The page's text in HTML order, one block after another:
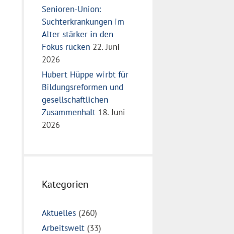
Senioren-Union:
Suchterkrankungen im
Alter stärker in den
Fokus rücken 22. Juni
2026
Hubert Hüppe wirbt für
Bildungsreformen und
gesellschaftlichen
Zusammenhalt 18. Juni
2026
Kategorien
Aktuelles (260)
Arbeitswelt (33)